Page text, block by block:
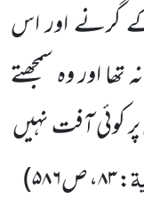
گرنے اور اس
اور وہ سمجھتے
کوئیآفت نہیں
: ۸۳، ص۵۸۶ )